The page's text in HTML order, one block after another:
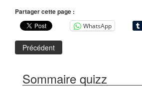
Partager cette page :
WhatsApp
Précédent
Sommaire quizz